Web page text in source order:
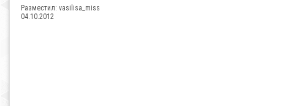
Разместил: vasilisa_miss
04.10.2012